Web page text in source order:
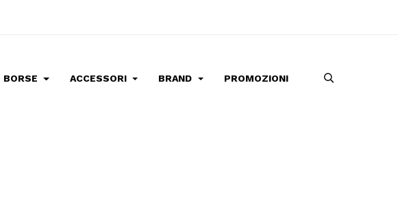
BORSE ACCESSORI BRAND PROMOZIONI